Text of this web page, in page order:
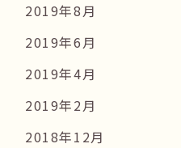
2019年8月
2019年6月
2019年4月
2019年2月
2018年12月